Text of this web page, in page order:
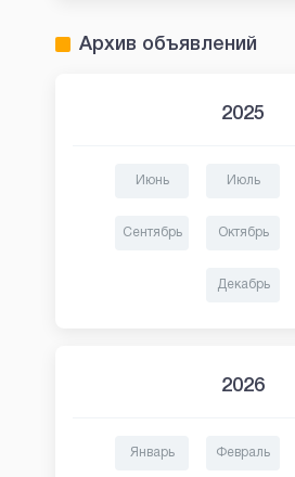
Архив объявлений
2025
Июнь Июль
Сентябрь Октябрь
Декабрь
2026
Январь Февраль